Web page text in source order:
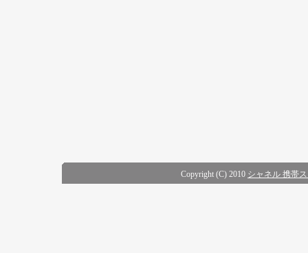
Copyright (C) 2010 シャネル 携帯